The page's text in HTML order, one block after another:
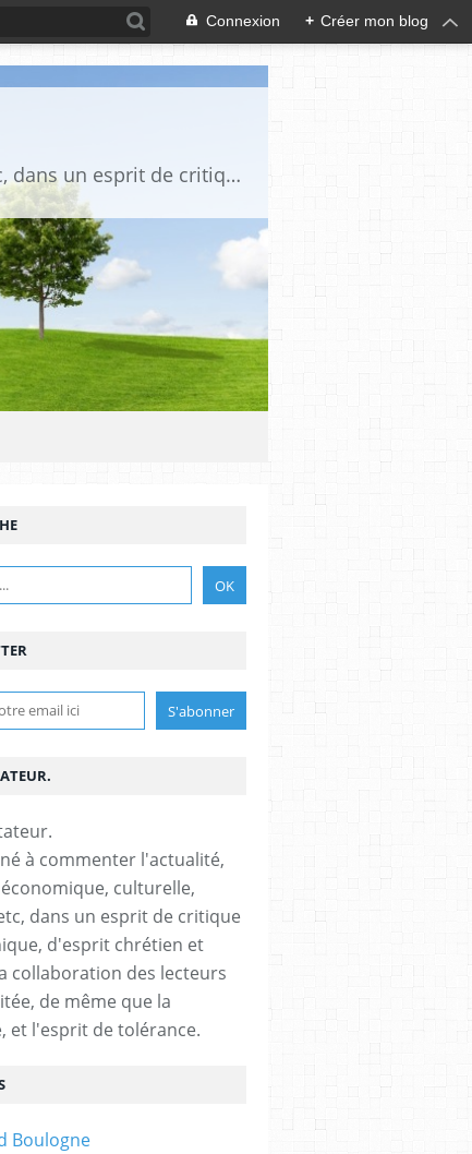
Connexion + Créer mon blog
Blog destiné à commenter l'actualité, politique, économique, culturelle, sportive, etc, dans un esprit de critique philosophique, d'esprit chrétien et français.La collaboration des lecteurs est souhaitée, de même que la courtoisie, et l'esprit de tolérance.
à commenter l'actualité,
culturelle,
dans un esprit de critique
d'esprit chrétien et
collaboration des lecteurs
de même que la
et l'esprit de tolérance.